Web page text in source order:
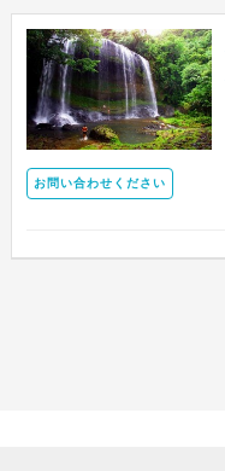
お問い合わせください